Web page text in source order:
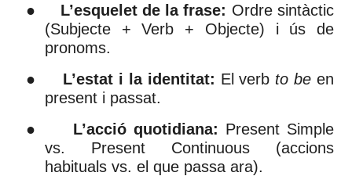
● L’esquelet de la frase: Ordre sintàctic
(Subjecte + Verb + Objecte) i ús de
pronoms.
●
L’estat i la identitat: El verb to be en
present i passat.
●
L’acció quotidiana: Present Simple
vs. Present Continuous (accions
habituals vs. el que passa ara).